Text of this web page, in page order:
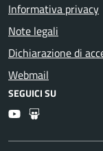
Informativa privacy
Note legali
Dichiarazione di
Webmail
SEGUICI SU
YoutubeSlideshare